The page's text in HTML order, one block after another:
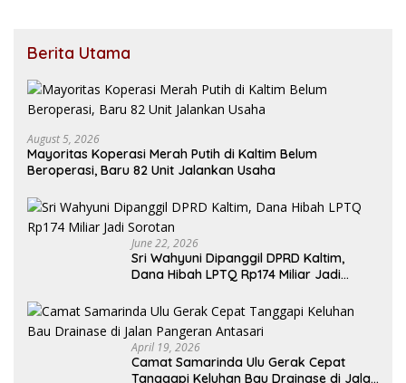
Berita Utama
August 5, 2026
Mayoritas Koperasi Merah Putih di Kaltim Belum
Beroperasi, Baru 82 Unit Jalankan Usaha
June 22, 2026
Sri Wahyuni Dipanggil DPRD Kaltim,
Dana Hibah LPTQ Rp174 Miliar Jadi
April 19, 2026
Camat Samarinda Ulu Gerak Cepat
Tanggapi Keluhan Bau Drainase di Jalan